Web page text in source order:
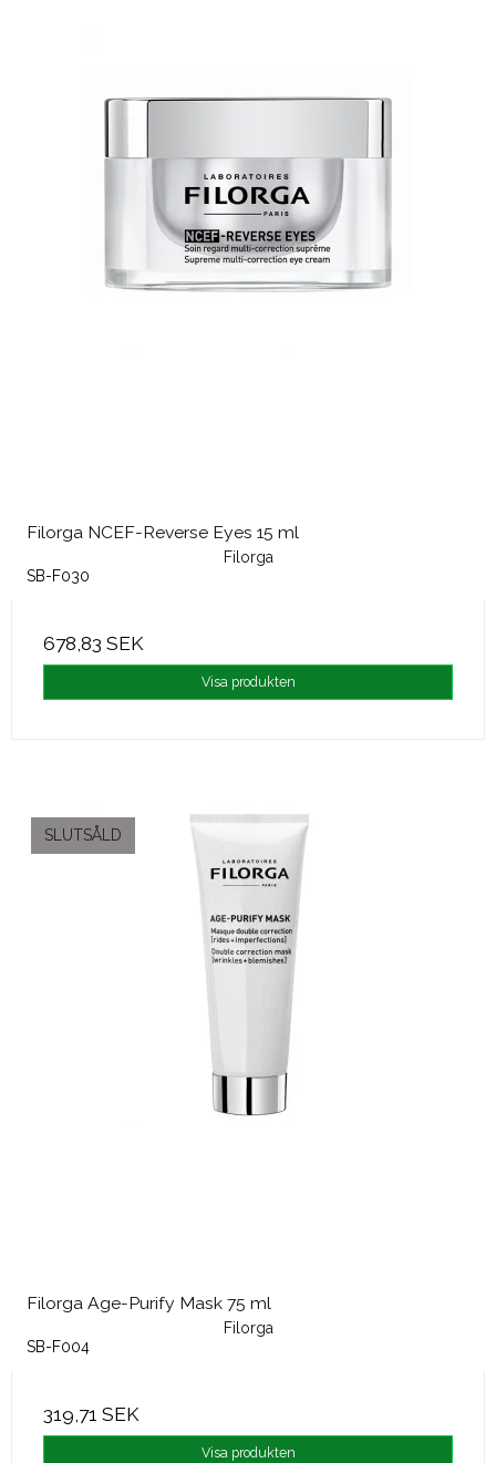
Filorga NCEF-Reverse Eyes 15 ml
Filorga
SB-F030
678,83 SEK
Visa produkten
SLUTSÅLD
Filorga Age-Purify Mask 75 ml
Filorga
SB-F004
319,71 SEK
Visa produkten